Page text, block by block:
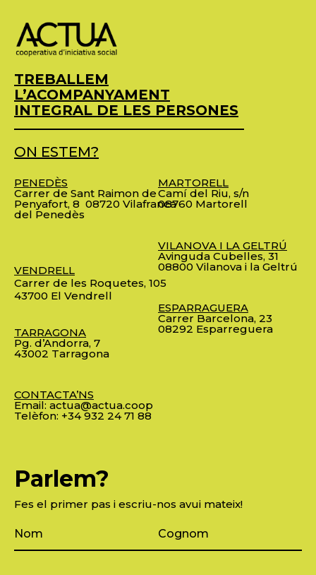
TREBALLEM
L’ACOMPANYAMENT
INTEGRAL DE LES PERSONES
ON ESTEM?
PENEDÈS
Carrer de Sant Raimon de
Penyafort, 8 08720 Vilafranca
del Penedès
VENDRELL
Carrer de les Roquetes, 105
43700 El Vendrell
TARRAGONA
Pg. d’Andorra, 7
43002 Tarragona
CONTACTA’NS
Email: actua@actua.coop
Telèfon: +34 932 24 71 88
MARTORELL
Camí del Riu, s/n
08760 Martorell
VILANOVA I LA GELTRÚ
Avinguda Cubelles, 31
08800 Vilanova i la Geltrú
ESPARRAGUERA
Carrer Barcelona, 23
08292 Esparreguera
Parlem?
Fes el primer pas i escriu-nos avui mateix!